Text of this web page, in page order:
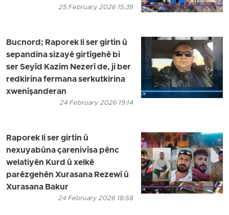
25 February 2026 15:39
Bucnord; Raporek li ser girtin û
sepandina sizayê girtîgehê bi
ser Seyîd Kazim Nezerî de, ji ber
redkirina fermana serkutkirina
xwenîşanderan
24 February 2026 19:14
Raporek li ser girtin û
nexuyabûna çarenivîsa pênc
welatiyên Kurd û xelkê
parêzgehên Xurasana Rezewî û
Xurasana Bakur
24 February 2026 18:58